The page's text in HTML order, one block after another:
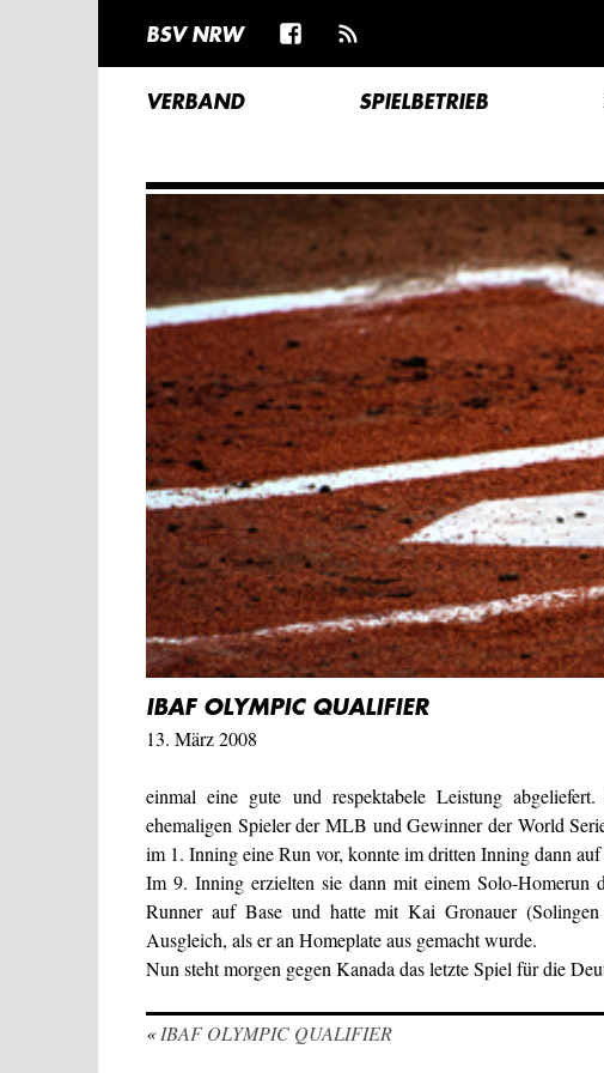
BSV NRW
VERBAND SPIELBETRIEB
IBAF OLYMPIC QUALIFIER
13. März 2008
einmal eine gute und respektabele Leistung
ehemaligen Spieler der MLB und Gewinner der World
im 1. Inning eine Run vor, konnte im dritten Inning dann auf
Im 9. Inning erzielten sie dann mit einem Solo-Homerun
Runner auf Base und hatte mit Kai Gronauer
Ausgleich, als er an Homeplate aus gemacht wurde.
Nun steht morgen gegen Kanada das letzte Spiel für die
«IBAF OLYMPIC QUALIFIER